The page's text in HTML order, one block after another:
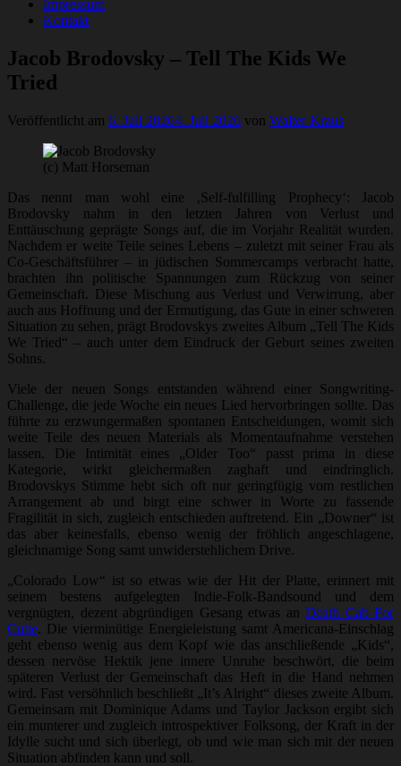
Impressum
Kontakt
Jacob Brodovsky – Tell The Kids We
Tried
Veröffentlicht am 6. Juli 20264. Juli 2026 von Walter Kraus
(c) Matt Horseman
Das nennt man wohl eine ‚Self-fulfilling Prophecy‘: Jacob
Brodovsky nahm in den letzten Jahren von Verlust und
Enttäuschung geprägte Songs auf, die im Vorjahr Realität wurden.
Nachdem er weite Teile seines Lebens – zuletzt mit seiner Frau als
Co-Geschäftsführer – in jüdischen Sommercamps verbracht hatte,
brachten ihn politische Spannungen zum Rückzug von seiner
Gemeinschaft. Diese Mischung aus Verlust und Verwirrung, aber
auch aus Hoffnung und der Ermutigung, das Gute in einer schweren
Situation zu sehen, prägt Brodovskys zweites Album „Tell The Kids
We Tried“ – auch unter dem Eindruck der Geburt seines zweiten
Sohns.
Viele der neuen Songs entstanden während einer Songwriting-
Challenge, die jede Woche ein neues Lied hervorbringen sollte. Das
führte zu erzwungermaßen spontanen Entscheidungen, womit sich
weite Teile des neuen Materials als Momentaufnahme verstehen
lassen. Die Intimität eines „Older Too“ passt prima in diese
Kategorie, wirkt gleichermaßen zaghaft und eindringlich.
Brodovskys Stimme hebt sich oft nur geringfügig vom restlichen
Arrangement ab und birgt eine schwer in Worte zu fassende
Fragilität in sich, zugleich entschieden auftretend. Ein „Downer“ ist
das aber keinesfalls, ebenso wenig der fröhlich angeschlagene,
gleichnamige Song samt unwiderstehlichem Drive.
„Colorado Low“ ist so etwas wie der Hit der Platte, erinnert mit
seinem bestens aufgelegten Indie-Folk-Bandsound und dem
vergnügten, dezent abgründigen Gesang etwas an Death Cab For
Cutie. Die vierminütige Energieleistung samt Americana-Einschlag
geht ebenso wenig aus dem Kopf wie das anschließende „Kids“,
dessen nervöse Hektik jene innere Unruhe beschwört, die beim
späteren Verlust der Gemeinschaft das Heft in die Hand nehmen
wird. Fast versöhnlich beschließt „It’s Alright“ dieses zweite Album.
Gemeinsam mit Dominique Adams und Taylor Jackson ergibt sich
ein munterer und zugleich introspektiver Folksong, der Kraft in der
Idylle sucht und sich überlegt, ob und wie man sich mit der neuen
Situation abfinden kann und soll.